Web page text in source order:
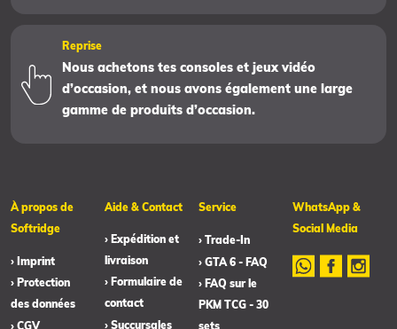
Reprise
Nous achetons tes consoles et jeux vidéo
d’occasion, et nous avons également une large
gamme de produits d’occasion.
À propos de
Softridge
› Imprint
› Protection
des données
› CGV
Aide & Contact
› Expédition et
livraison
› Formulaire de
contact
› Succursales
Service
› Trade-In
› GTA 6 - FAQ
› FAQ sur le
PKM TCG - 30
sets
WhatsApp &
Social Media